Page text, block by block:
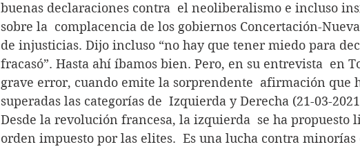
buenas declaraciones contra  el neoliberalismo e incluso
sobre la  complacencia de los gobiernos Concertación-
de injusticias. Dijo incluso “no hay que tener miedo para
fracasó”. Hasta ahí íbamos bien. Pero, en su entrevista  en
grave error, cuando emite la sorprendente  afirmación que
superadas las categorías de  Izquierda y Derecha (21-03-
Desde la revolución francesa, la izquierda  se ha propuesto
orden impuesto por las elites.  Es una lucha contra